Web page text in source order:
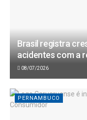
Brasil registra
acidentes com a
08/07/2026
PERNAMBUCO